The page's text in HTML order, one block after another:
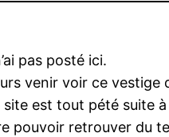
pas posté ici.
venir voir ce vestige
site est tout pété suite
pouvoir retrouver du